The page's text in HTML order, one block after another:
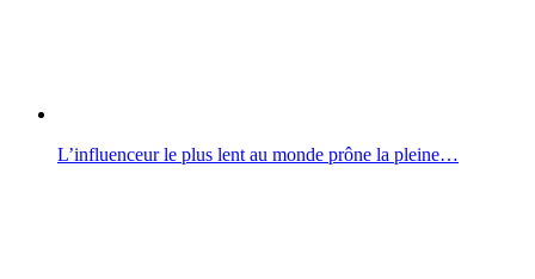
L’influenceur le plus lent au monde prône la pleine…